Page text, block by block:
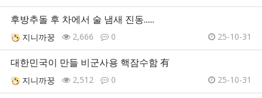
후방추돌 후 차에서 술 냄새 진동......
지니까꿍 2,666 0 25-10-31
대한민국이 만들 비군사용 핵잠수함 有
지니까꿍 2,512 0 25-10-31